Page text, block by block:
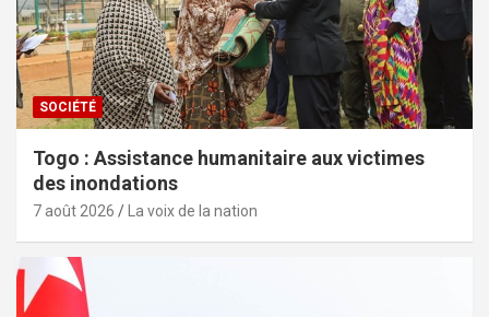
SOCIÉTÉ
Togo : Assistance humanitaire aux victimes
des inondations
7 août 2026 La voix de la nation